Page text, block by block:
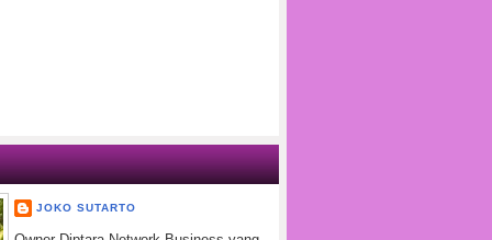
JOKO SUTARTO